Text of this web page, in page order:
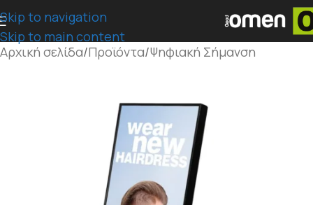
Skip to navigation
Skip to main content
Αρχική σελίδα/Προϊόντα/Ψηφιακή Σήμανση